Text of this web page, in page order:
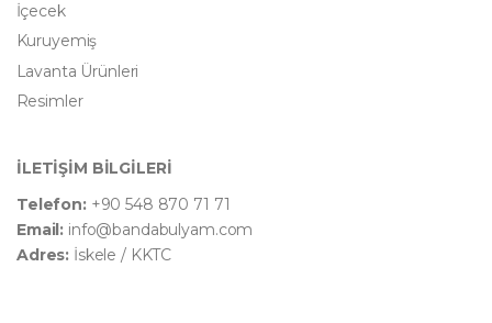
İçecek
Kuruyemiş
Lavanta Ürünleri
Resimler
İLETİŞİM BİLGİLERİ
Telefon: +90 548 870 71 71
Email: info@bandabulyam.com
Adres: İskele / KKTC